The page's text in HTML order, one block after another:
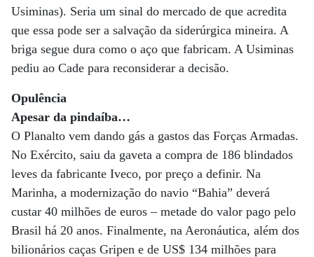
Usiminas). Seria um sinal do mercado de que acredita
que essa pode ser a salvação da siderúrgica mineira. A
briga segue dura como o aço que fabricam. A Usiminas
pediu ao Cade para reconsiderar a decisão.
Opulência
Apesar da pindaíba…
O Planalto vem dando gás a gastos das Forças Armadas.
No Exército, saiu da gaveta a compra de 186 blindados
leves da fabricante Iveco, por preço a definir. Na
Marinha, a modernização do navio “Bahia” deverá
custar 40 milhões de euros – metade do valor pago pelo
Brasil há 20 anos. Finalmente, na Aeronáutica, além dos
bilionários caças Gripen e de US$ 134 milhões para